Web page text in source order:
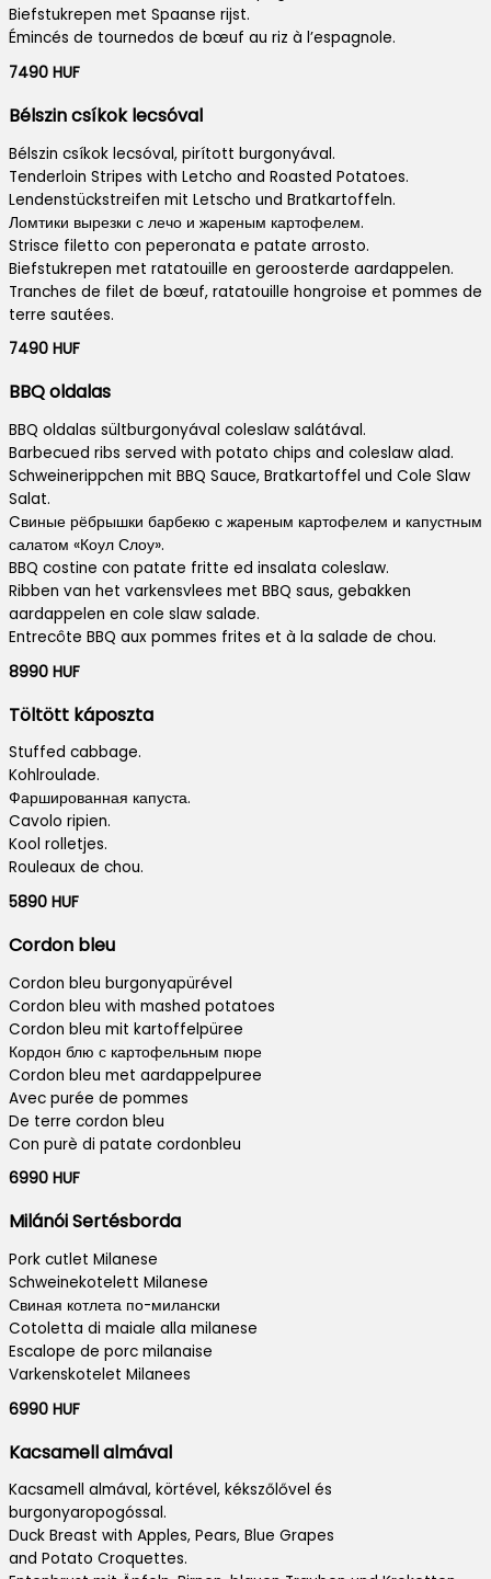
Biefstukrepen met Spaanse rijst.
Émincés de tournedos de bœuf au riz à l’espagnole.
7490 HUF
Bélszin csíkok lecsóval
Bélszin csíkok lecsóval, pirított burgonyával.
Tenderloin Stripes with Letcho and Roasted Potatoes.
Lendenstückstreifen mit Letscho und Bratkartoffeln.
Ломтики вырезки с лечо и жареным картофелем.
Strisce filetto con peperonata e patate arrosto.
Biefstukrepen met ratatouille en geroosterde aardappelen.
Tranches de filet de bœuf, ratatouille hongroise et pommes de
terre sautées.
7490 HUF
BBQ oldalas
BBQ oldalas sültburgonyával coleslaw salátával.
Barbecued ribs served with potato chips and coleslaw alad.
Schweinerippchen mit BBQ Sauce, Bratkartoffel und Cole Slaw
Salat.
Cвиные рёбрышки барбекю с жареным картофелем и капустным
салатом «Коул Слоу».
BBQ costine con patate fritte ed insalata coleslaw.
Ribben van het varkensvlees met BBQ saus, gebakken
aardappelen en cole slaw salade.
Entrecôte BBQ aux pommes frites et à la salade de chou.
8990 HUF
Töltött káposzta
Stuffed cabbage.
Kohlroulade.
Фаршированная капуста.
Cavolo ripien.
Kool rolletjes.
Rouleaux de chou.
5890 HUF
Cordon bleu
Cordon bleu burgonyapürével
Cordon bleu with mashed potatoes
Cordon bleu mit kartoffelpüree
Кордон блю с картофельным пюре
Cordon bleu met aardappelpuree
Avec purée de pommes
De terre cordon bleu
Con purè di patate cordonbleu
6990 HUF
Milánói Sertésborda
Pork cutlet Milanese
Schweinekotelett Milanese
Свиная котлета по-милански
Cotoletta di maiale alla milanese
Escalope de porc milanaise
Varkenskotelet Milanees
6990 HUF
Kacsamell almával
Kacsamell almával, körtével, kékszőlővel és
burgonyaropogóssal.
Duck Breast with Apples, Pears, Blue Grapes
and Potato Croquettes.